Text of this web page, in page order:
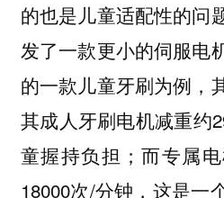
的也是儿童适配性的问
发了一款更小的伺服电
的一款儿童牙刷为例，
其成人牙刷电机减重约
童握持负担；而专属
18000次/分钟，这是一